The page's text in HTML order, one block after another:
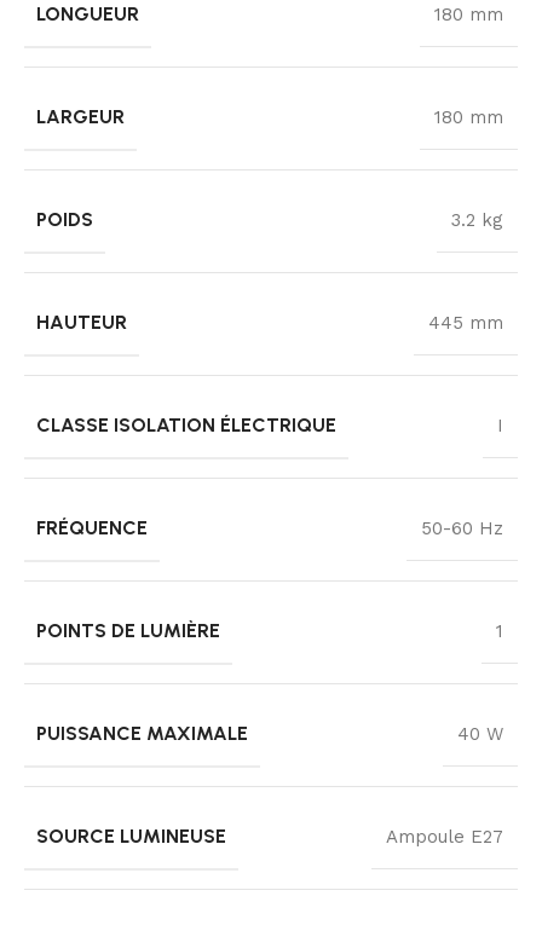
LONGUEUR 180 mm
LARGEUR 180 mm
POIDS 3.2 kg
HAUTEUR 445 mm
CLASSE ISOLATION ÉLECTRIQUE I
FRÉQUENCE 50-60 Hz
POINTS DE LUMIÈRE 1
PUISSANCE MAXIMALE 40 W
SOURCE LUMINEUSE Ampoule E27